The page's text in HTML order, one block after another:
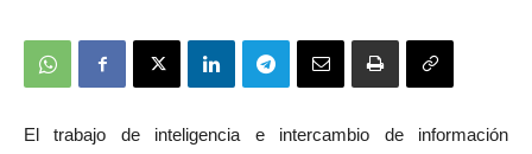
El trabajo de inteligencia e intercambio de información